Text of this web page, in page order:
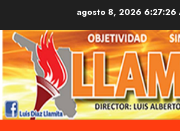
content
agosto 8, 2026 6:27:27